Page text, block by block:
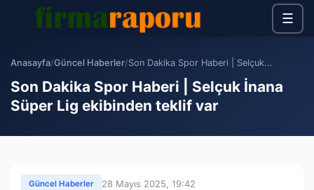
☰
Anasayfa/Güncel Haberler/Son Dakika Spor Haberi | Selçuk...
Son Dakika Spor Haberi | Selçuk İnana
Süper Lig ekibinden teklif var
Güncel Haberler
28 Mayıs 2025, 19:42